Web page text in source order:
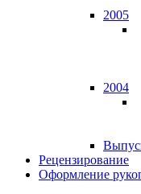
2005
2004
Рецензирование
Оформление